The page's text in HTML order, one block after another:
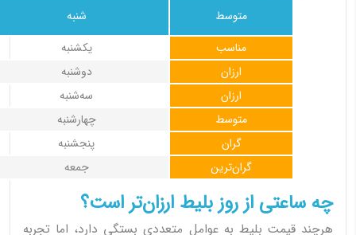
شنبه
متوسط
یکشنبه
مناسب
دوشنبه
ارزان
سه‌شنبه
ارزان
چهارشنبه
متوسط
پنجشنبه
گران
جمعه
گران‌ترین
چه ساعتی از روز بلیط ارزان‌تر است؟
هرچند قیمت بلیط به عوامل متعددی بستگی دارد، اما تجربه